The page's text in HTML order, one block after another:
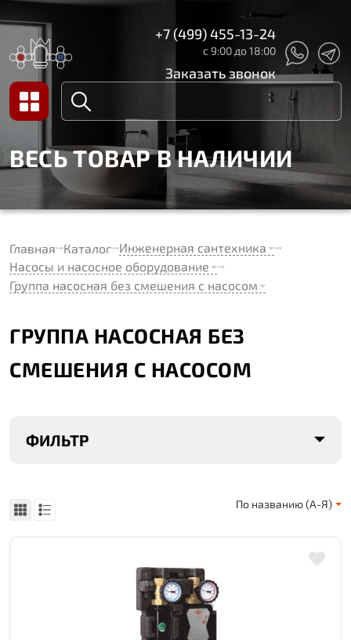
+7 (499) 455-13-24
с 9:00 до 18:00
Заказать звонок
ВЕСЬ ТОВАР В НАЛИЧИИ
Главная Каталог Инженерная сантехника
Насосы и насосное оборудование
Группа насосная без смешения с насосом
ГРУППА НАСОСНАЯ БЕЗ
СМЕШЕНИЯ С НАСОСОМ
ФИЛЬТР
По названию (А-Я)